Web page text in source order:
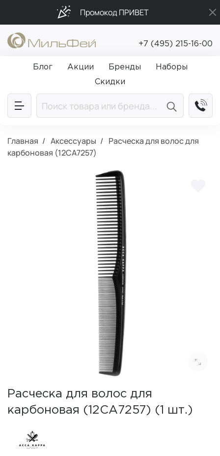
Промокод ПРИВЕТ
Бесплатная доставка от 5 000₽
Подарки в каждый заказ от 5 000₽
+7 (495) 215-16-00
Блог Акции Бренды
Наборы
Скидки
Главная Аксессуары
Расческа для волос для
карбоновая (12CA7257)
Расческа для волос для
карбоновая (12CA7257) (1 шт.)